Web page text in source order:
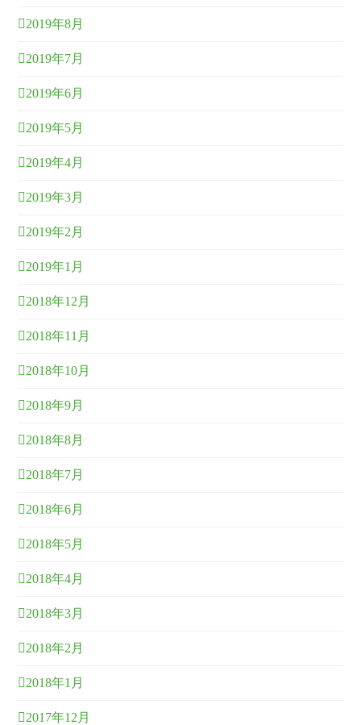
2019年8月
2019年7月
2019年6月
2019年5月
2019年4月
2019年3月
2019年2月
2019年1月
2018年12月
2018年11月
2018年10月
2018年9月
2018年8月
2018年7月
2018年6月
2018年5月
2018年4月
2018年3月
2018年2月
2018年1月
2017年12月